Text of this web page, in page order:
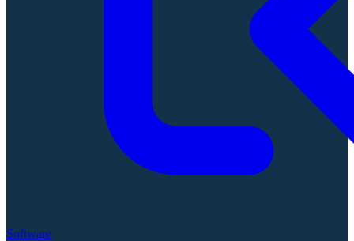
Software